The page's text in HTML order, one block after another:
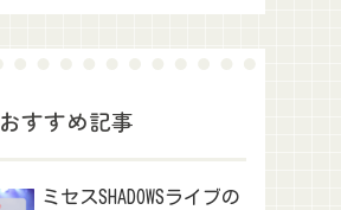
おすすめ記事
ミセスSHADOWSライブの